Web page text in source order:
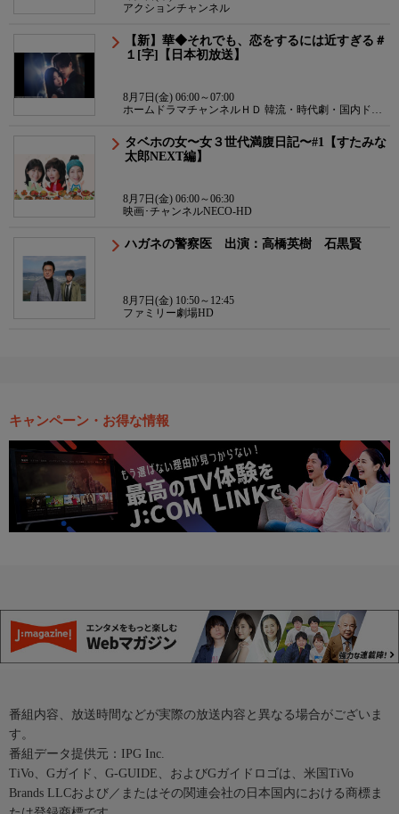
アクションチャンネル
【新】華◆それでも、恋をするには近すぎる＃
１[字]【日本初放送】
8月7日(金) 06:00～07:00
ホームドラマチャンネルＨＤ 韓流・時代劇・国内ドラ
タベホの女〜女３世代満腹日記〜#1【すたみな
太郎NEXT編】
8月7日(金) 06:00～06:30
映画･チャンネルNECO-HD
ハガネの警察医 出演：高橋英樹 石黒賢
8月7日(金) 10:50～12:45
ファミリー劇場HD
キャンペーン・お得な情報
番組内容、放送時間などが実際の放送内容と異なる場合がございま
す。
番組データ提供元：IPG Inc.
TiVo、Gガイド、G-GUIDE、およびGガイドロゴは、米国TiVo
Brands LLCおよび／またはその関連会社の日本国内における商標ま